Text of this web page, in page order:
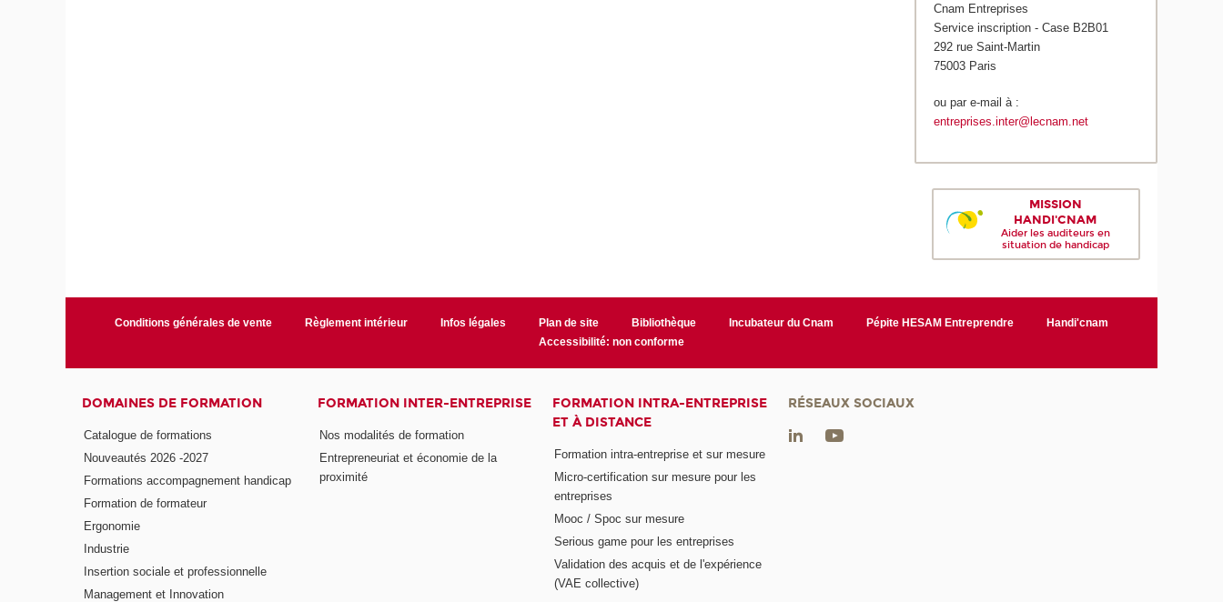
Cnam Entreprises
Service inscription - Case B2B01
292 rue Saint-Martin
75003 Paris
ou par e-mail à :
entreprises.inter@lecnam.net
MISSION
HANDI'CNAM
Aider les auditeurs en
situation de handicap
Conditions générales de vente Règlement intérieur Infos légales Plan de site Bibliothèque Incubateur du Cnam Pépite HESAM Entreprendre
Handi'cnam
Accessibilité: non conforme
DOMAINES DE FORMATION
Catalogue de formations
Nouveautés 2026 -2027
Formations accompagnement handicap
Formation de formateur
Ergonomie
Industrie
Insertion sociale et professionnelle
Management et Innovation
FORMATION INTER-ENTREPRISE
Nos modalités de formation
Entrepreneuriat et économie de la
proximité
FORMATION INTRA-ENTREPRISE
ET À DISTANCE
Formation intra-entreprise et sur mesure
Micro-certification sur mesure pour les
entreprises
Mooc / Spoc sur mesure
Serious game pour les entreprises
Validation des acquis et de l'expérience
(VAE collective)
RÉSEAUX SOCIAUX